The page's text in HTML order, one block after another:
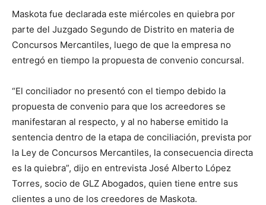
Maskota fue declarada este miércoles en quiebra por
parte del Juzgado Segundo de Distrito en materia de
Concursos Mercantiles, luego de que la empresa no
entregó en tiempo la propuesta de convenio concursal.
“El conciliador no presentó con el tiempo debido la
propuesta de convenio para que los acreedores se
manifestaran al respecto, y al no haberse emitido la
sentencia dentro de la etapa de conciliación, prevista por
la Ley de Concursos Mercantiles, la consecuencia directa
es la quiebra”, dijo en entrevista José Alberto López
Torres, socio de GLZ Abogados, quien tiene entre sus
clientes a uno de los creedores de Maskota.